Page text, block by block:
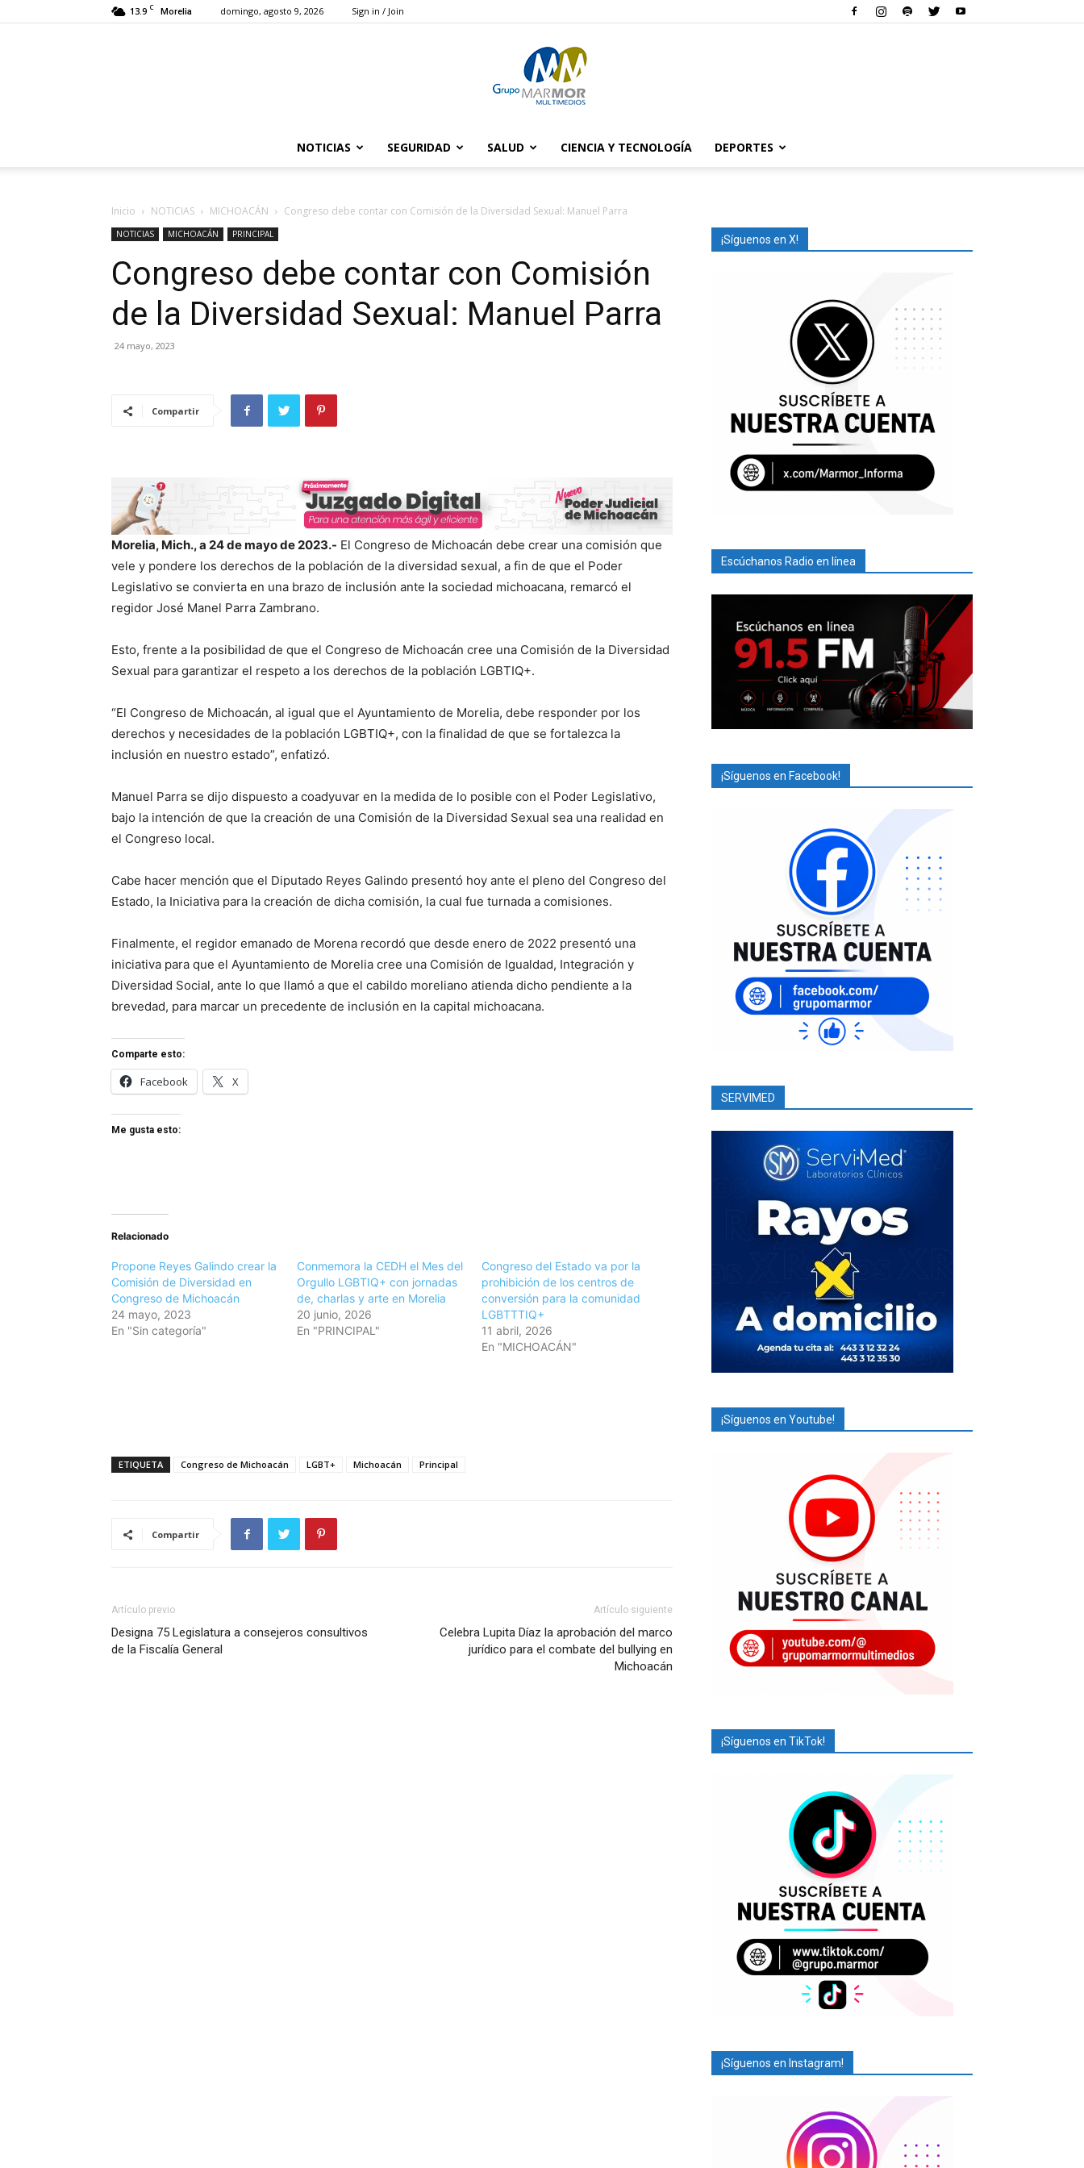
13.9 C Morelia domingo, agosto 9, 2026 Sign in / Join
Marmor
NOTICIAS SEGURIDAD SALUD CIENCIA Y TECNOLOGÍA DEPORTES
Inicio NOTICIAS MICHOACÁN Congreso debe contar con Comisión de la Diversidad Sexual: Manuel Parra
NOTICIAS MICHOACÁN PRINCIPAL
Congreso debe contar con Comisión
de la Diversidad Sexual: Manuel Parra
24 mayo, 2023
Compartir
Morelia, Mich., a 24 de mayo de 2023.- El Congreso de Michoacán debe crear una comisión que
vele y pondere los derechos de la población de la diversidad sexual, a fin de que el Poder
Legislativo se convierta en una brazo de inclusión ante la sociedad michoacana, remarcó el
regidor José Manel Parra Zambrano.
Esto, frente a la posibilidad de que el Congreso de Michoacán cree una Comisión de la Diversidad
Sexual para garantizar el respeto a los derechos de la población LGBTIQ+.
“El Congreso de Michoacán, al igual que el Ayuntamiento de Morelia, debe responder por los
derechos y necesidades de la población LGBTIQ+, con la finalidad de que se fortalezca la
inclusión en nuestro estado”, enfatizó.
Manuel Parra se dijo dispuesto a coadyuvar en la medida de lo posible con el Poder Legislativo,
bajo la intención de que la creación de una Comisión de la Diversidad Sexual sea una realidad en
el Congreso local.
Cabe hacer mención que el Diputado Reyes Galindo presentó hoy ante el pleno del Congreso del
Estado, la Iniciativa para la creación de dicha comisión, la cual fue turnada a comisiones.
Finalmente, el regidor emanado de Morena recordó que desde enero de 2022 presentó una
iniciativa para que el Ayuntamiento de Morelia cree una Comisión de Igualdad, Integración y
Diversidad Social, ante lo que llamó a que el cabildo moreliano atienda dicho pendiente a la
brevedad, para marcar un precedente de inclusión en la capital michoacana.
Comparte esto:
Facebook X
Me gusta esto:
Relacionado
Propone Reyes Galindo crear la
Comisión de Diversidad en
Congreso de Michoacán
24 mayo, 2023
En "Sin categoría"
Conmemora la CEDH el Mes del
Orgullo LGBTIQ+ con jornadas
de, charlas y arte en Morelia
20 junio, 2026
En "PRINCIPAL"
Congreso del Estado va por la
prohibición de los centros de
conversión para la comunidad
LGBTTTIQ+
11 abril, 2026
En "MICHOACÁN"
ETIQUETA Congreso de Michoacán LGBT+ Michoacán Principal
Compartir
Artículo previo
Designa 75 Legislatura a consejeros consultivos
de la Fiscalía General
Artículo siguiente
Celebra Lupita Díaz la aprobación del marco
jurídico para el combate del bullying en
Michoacán
¡Síguenos en X!
Escúchanos Radio en línea
¡Síguenos en Facebook!
SERVIMED
¡Síguenos en Youtube!
¡Síguenos en TikTok!
¡Síguenos en Instagram!